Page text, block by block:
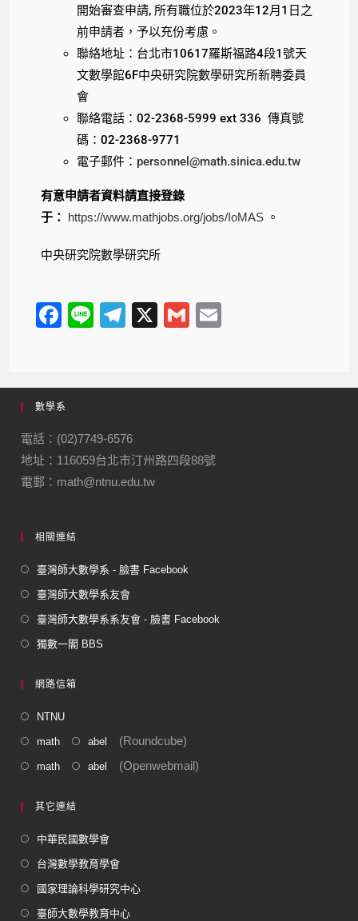
開始審查申請, 所有職位於2023年12月1日之
前申請者，予以充份考慮。
聯絡地址：台北市10617羅斯福路4段1號天
文數學館6F中央研究院數學研究所新聘委員
會
聯絡電話：02-2368-5999 ext 336 傳真號
碼：02-2368-9771
電子郵件： personnel@math.sinica.edu.tw
有意申請者資料請直接登錄
于： https://www.mathjobs.org/jobs/IoMAS 。
中央研究院數學研究所
F
e
b
o
o
k
Li
T
gr
m
X
G
數學系
電話：(02)7749-6576
地址：116059台北市汀州路四段88號
電郵：math@ntnu.edu.tw
相關連結
臺灣師大數學系 - 臉書 Facebook
臺灣師大數學系友會
臺灣師大數學系系友會 - 臉書 Facebook
獨數一閣 BBS
網路信箱
NTNU
math abel (Roundcube)
math abel (Openwebmail)
其它連結
中華民國數學會
台灣數學教育學會
國家理論科學研究中心
臺師大數學教育中心